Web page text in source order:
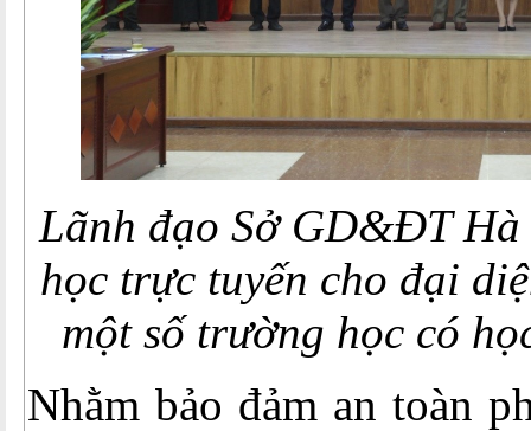
Lãnh đạo Sở GD&ĐT
học trực tuyến cho đại
một số trường học có
Nhằm bảo đảm an toàn